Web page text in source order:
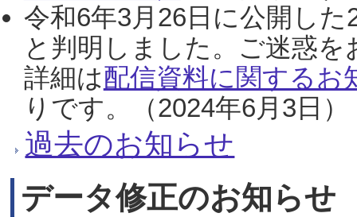
令和6年3月26日に公開し
と判明しました。ご迷惑
詳細は配信資料に関するお
りです。（2024年6月3日）
過去のお知らせ
データ修正のお知らせ